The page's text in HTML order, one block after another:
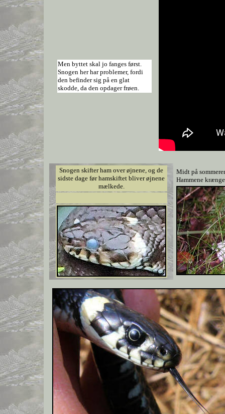
Men byttet skal jo fanges først.
Snogen her har problemer, fordi
den befinder sig på en glat
skodde, da den opdager frøen.
Snogen skifter ham over øjnene, og de
sidste dage før hamskiftet bliver øjnene
mælkede.
Midt på
Hammene